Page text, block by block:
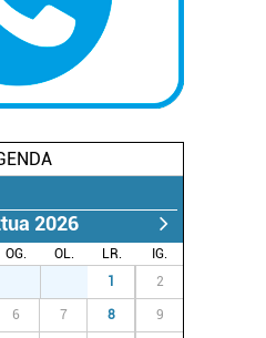
2026
OG. OL. LR.
IG.
1 2
6 7 8 9